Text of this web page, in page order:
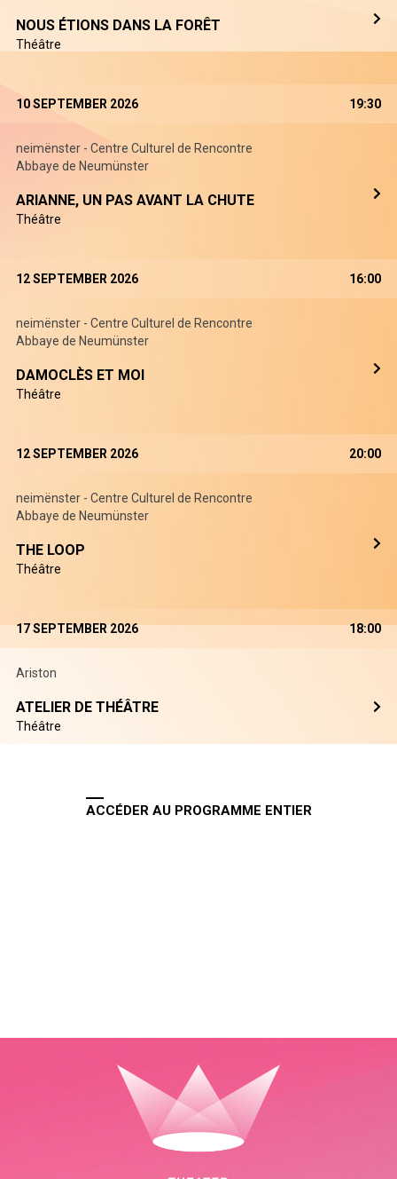
NOUS ÉTIONS DANS LA FORÊT
Théâtre
10 SEPTEMBER 2026 19:30
neimënster - Centre Culturel de Rencontre
Abbaye de Neumünster
ARIANNE, UN PAS AVANT LA CHUTE
Théâtre
12 SEPTEMBER 2026 16:00
neimënster - Centre Culturel de Rencontre
Abbaye de Neumünster
DAMOCLÈS ET MOI
Théâtre
12 SEPTEMBER 2026 20:00
neimënster - Centre Culturel de Rencontre
Abbaye de Neumünster
THE LOOP
Théâtre
17 SEPTEMBER 2026 18:00
Ariston
ATELIER DE THÉÂTRE
Théâtre
ACCÉDER AU PROGRAMME ENTIER